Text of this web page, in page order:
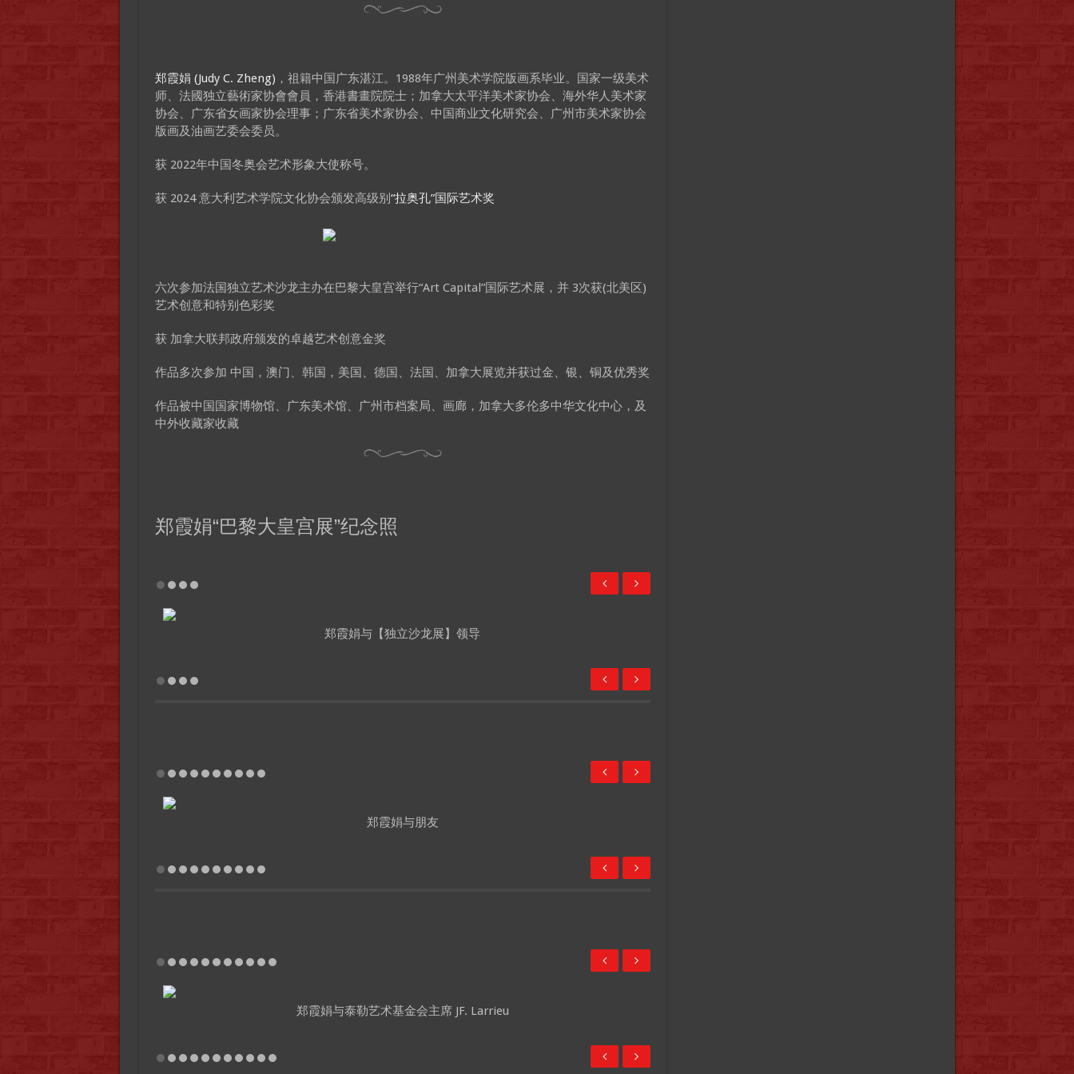
郑霞娟 (Judy C. Zheng) ，祖籍中国广东湛江。1988年广州美术学院版画系毕业。国家一级美术
师、法國独立藝術家协會會員，香港書畫院院士；加拿大太平洋美术家协会、海外华人美术家
协会、广东省女画家协会理事；广东省美术家协会、中国商业文化研究会、广州市美术家协会
版画及油画艺委会委员。
获 2022年中国冬奥会艺术形象大使称号。
获 2024 意大利艺术学院文化协会颁发高级别 “拉奥孔”国际艺术奖
六次参加法国独立艺术沙龙主办在巴黎大皇宫举行“Art Capital”国际艺术展，并 3次获(北美区)
艺术创意和特别色彩奖
获 加拿大联邦政府颁发的卓越艺术创意金奖
作品多次参加 中国，澳门、韩国，美国、德国、法国、加拿大展览并获过金、银、铜及优秀奖
作品被中国国家博物馆、广东美术馆、广州市档案局、画廊，加拿大多伦多中华文化中心，及
中外收藏家收藏
郑霞娟“巴黎大皇宫展”纪念照
郑霞娟与【独立沙龙展】领导
郑霞娟与朋友
郑霞娟与泰勒艺术基金会主席 JF. Larrieu